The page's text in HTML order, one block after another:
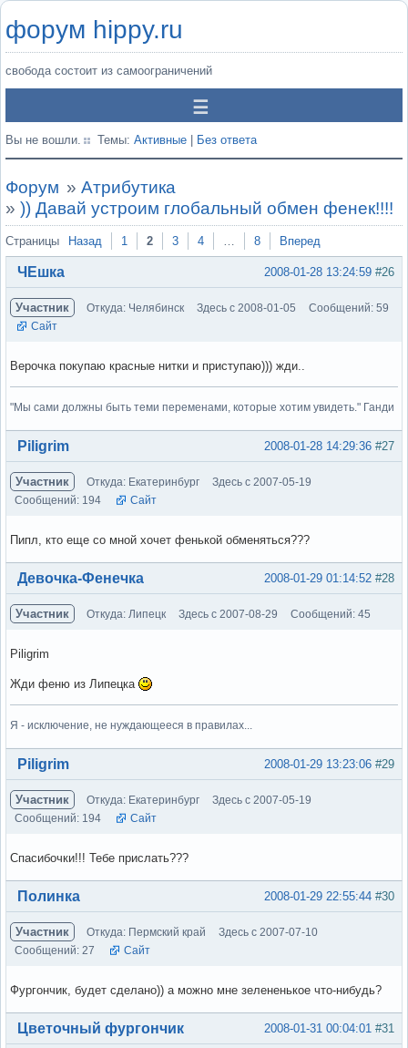
форум hippy.ru
свобода состоит из самоограничений
Вы не вошли. Темы: Активные Без ответа
Форум » Атрибутика
» )) Давай устроим глобальный обмен фенек!!!!
Страницы Назад 1 2 3 4 … 8 Вперед
#26
2008-01-28 13:24:59
ЧЕшка
Участник Откуда: Челябинск Здесь с 2008-01-05
Сообщений: 59
Сайт
Верочка покупаю красные нитки и приступаю))) жди..
"Мы сами должны быть теми переменами, которые хотим увидеть." Ганди
Вне форума #27
2008-01-28 14:29:36
Piligrim
Участник Откуда: Екатеринбург
Здесь с 2007-05-19
Сообщений: 194
Сайт
Пипл, кто еще со мной хочет фенькой обменяться???
Вне форума #28
2008-01-29 01:14:52
Девочка-Фенечка
Участник Откуда: Липецк Здесь с 2007-08-29 Сообщений: 45
Piligrim
Жди феню из Липецка
Я - исключение, не нуждающееся в правилах...
Вне форума #29
2008-01-29 13:23:06
Piligrim
Участник Откуда: Екатеринбург
Здесь с 2007-05-19
Сообщений: 194
Сайт
Спасибочки!!! Тебе прислать???
Вне форума #30
2008-01-29 22:55:44
Полинка
Участник Откуда: Пермский край
Здесь с 2007-07-10
Сообщений: 27
Сайт
Фургончик, будет сделано)) а можно мне зелененькое что-нибудь?
Вне форума #31
2008-01-31 00:04:01
Цветочный фургончик